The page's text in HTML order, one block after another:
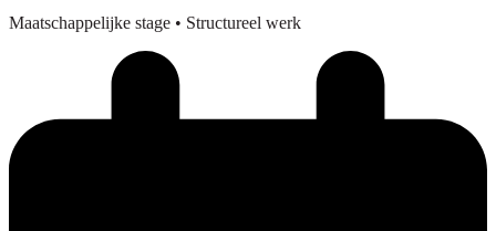
Maatschappelijke stage • Structureel werk